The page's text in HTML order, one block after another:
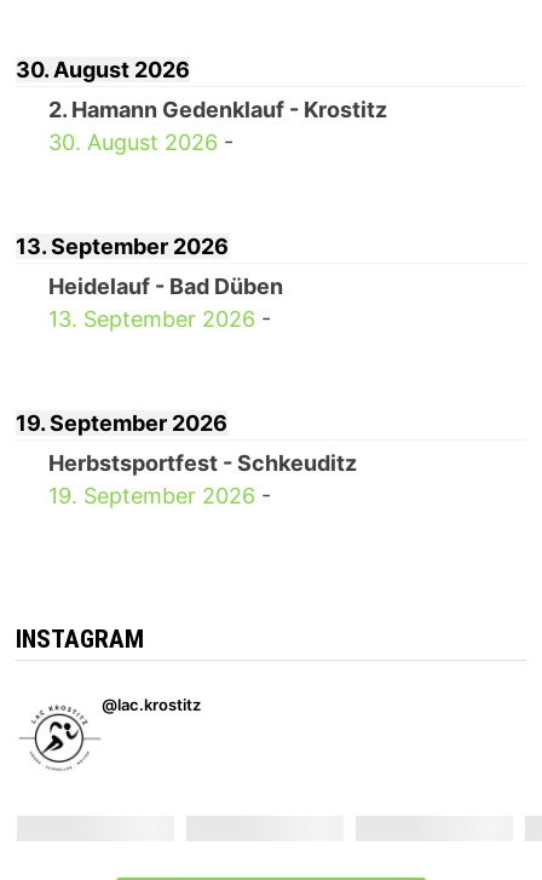
30. August 2026
2. Hamann Gedenklauf - Krostitz
30. August 2026 -
13. September 2026
Heidelauf - Bad Düben
13. September 2026 -
19. September 2026
Herbstsportfest - Schkeuditz
19. September 2026 -
INSTAGRAM
@lac.krostitz